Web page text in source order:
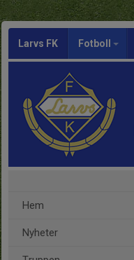
Larvs FK Fotboll
Hem
Nyheter